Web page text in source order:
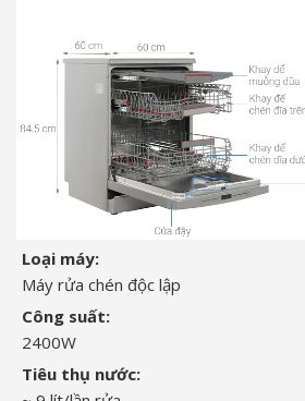
Loại máy:
Máy rửa chén độc lập
Công suất:
2400W
Tiêu thụ nước: